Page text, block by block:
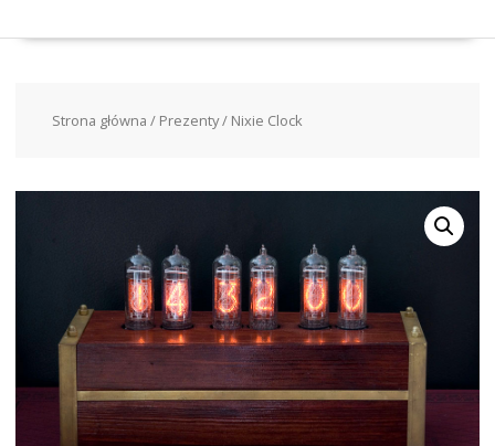
Strona główna / Prezenty/ Nixie Clock